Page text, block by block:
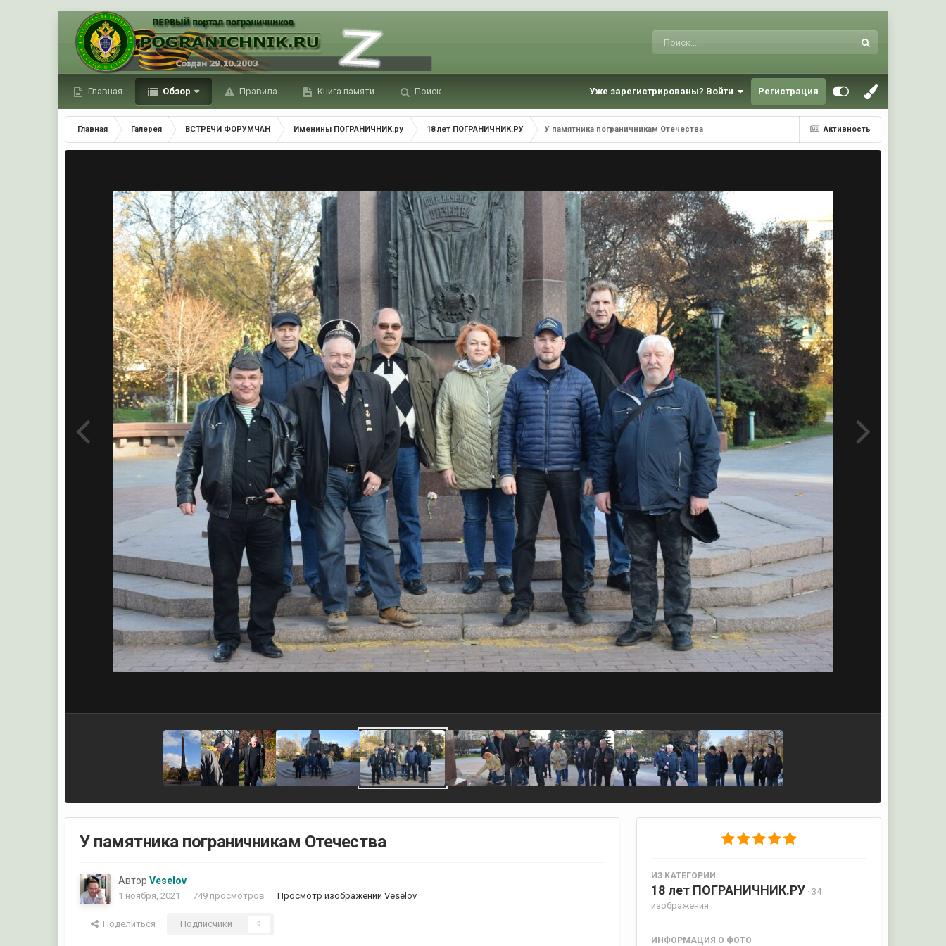
Главная Обзор Правила Книга памяти Поиск Уже зарегистрированы? Войти Регистрация
Активность
Главная Галерея ВСТРЕЧИ ФОРУМЧАН Именины ПОГРАНИЧНИК.ру 18 лет ПОГРАНИЧНИК.РУ У памятника пограничникам Отечества
У памятника пограничникам Отечества
АвторVeselov
1 ноября, 2021 749 просмотров Просмотр изображений Veselov
Поделиться Подписчики 0
ИЗ КАТЕГОРИИ:
18 лет ПОГРАНИЧНИК.РУ · 34
изображения
ИНФОРМАЦИЯ О ФОТО